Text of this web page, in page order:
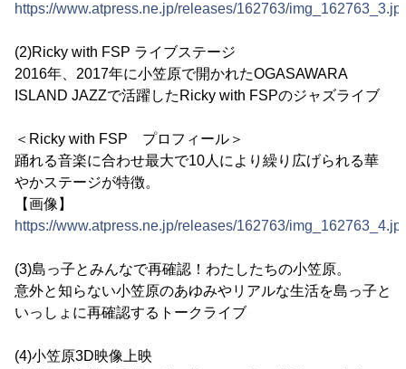
https://www.atpress.ne.jp/releases/162763/
(2)Ricky with FSP ライブステージ
2016年、2017年に小笠原で開かれたOGASAWARA
ISLAND JAZZで活躍したRicky with FSPのジャズライブ
＜Ricky with FSP プロフィール＞
踊れる音楽に合わせ最大で10人により繰り広げられる華
やかステージが特徴。
【画像】
https://www.atpress.ne.jp/releases/162763/
(3)島っ子とみんなで再確認！わたしたちの小笠原。
意外と知らない小笠原のあゆみやリアルな生活を島っ子と
いっしょに再確認するトークライブ
(4)小笠原3D映像上映